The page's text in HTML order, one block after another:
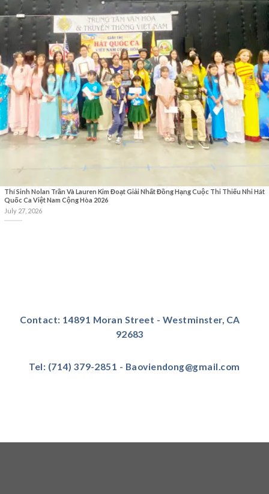
Thí Sinh Nolan Trần Và Lauren Kim Đoạt Giải Nhất Đồng Hạng Cuộc Thi Thiếu Nhi Hát
Quốc Ca Việt Nam Cộng Hòa 2026
July 27, 2026
Contact: 14891 Moran Street - Westminster, CA
92683
Tel: (714) 379-2851 - Baoviendong@gmail.com